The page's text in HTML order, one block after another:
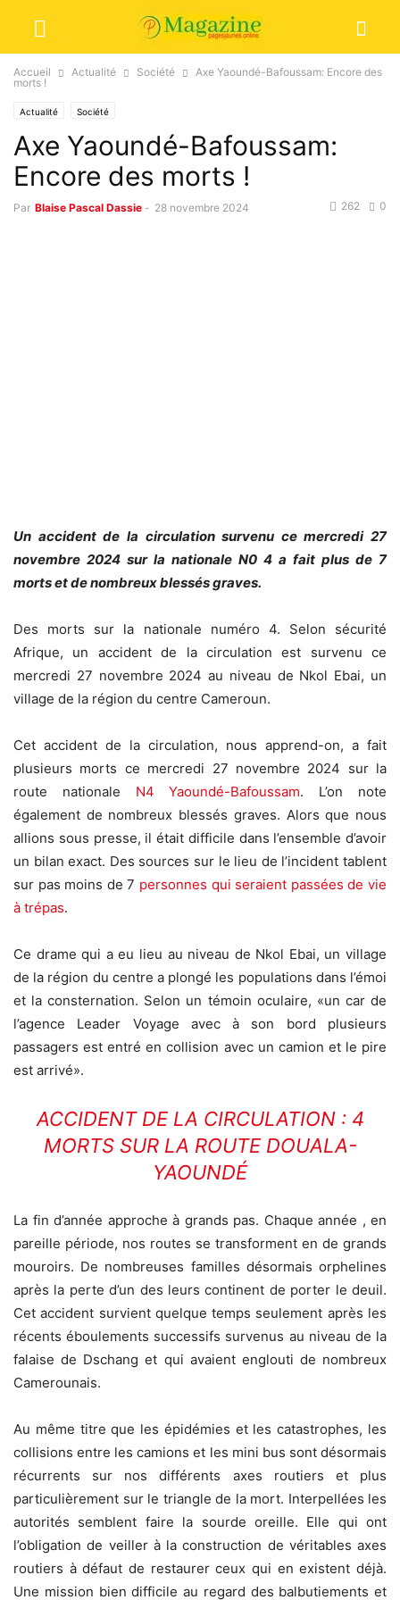
Accueil Actualité Société
Axe Yaoundé-Bafoussam: Encore des
morts !
Actualité Société
Axe Yaoundé-Bafoussam:
Encore des morts !
Par Blaise Pascal Dassie - 28 novembre 2024 0
262
Un accident de la circulation survenu ce mercredi 27
novembre 2024 sur la nationale N0 4 a fait plus de 7
morts et de nombreux blessés graves.
Des morts sur la nationale numéro 4. Selon sécurité
Afrique, un accident de la circulation est survenu ce
mercredi 27 novembre 2024 au niveau de Nkol Ebai, un
village de la région du centre Cameroun.
Cet accident de la circulation, nous apprend-on, a fait
plusieurs morts ce mercredi 27 novembre 2024 sur la
route nationale N4 Yaoundé-Bafoussam. L’on note
également de nombreux blessés graves. Alors que nous
allions sous presse, il était difficile dans l’ensemble d’avoir
un bilan exact. Des sources sur le lieu de l’incident tablent
sur pas moins de 7 personnes qui seraient passées de vie
à trépas.
Ce drame qui a eu lieu au niveau de Nkol Ebai, un village
de la région du centre a plongé les populations dans l’émoi
et la consternation. Selon un témoin oculaire, «un car de
l’agence Leader Voyage avec à son bord plusieurs
passagers est entré en collision avec un camion et le pire
est arrivé».
ACCIDENT DE LA CIRCULATION : 4
MORTS SUR LA ROUTE DOUALA-
YAOUNDÉ
La fin d’année approche à grands pas. Chaque année , en
pareille période, nos routes se transforment en de grands
mouroirs. De nombreuses familles désormais orphelines
après la perte d’un des leurs continent de porter le deuil.
Cet accident survient quelque temps seulement après les
récents éboulements successifs survenus au niveau de la
falaise de Dschang et qui avaient englouti de nombreux
Camerounais.
Au même titre que les épidémies et les catastrophes, les
collisions entre les camions et les mini bus sont désormais
récurrents sur nos différents axes routiers et plus
particulièrement sur le triangle de la mort. Interpellées les
autorités semblent faire la sourde oreille. Elle qui ont
l’obligation de veiller à la construction de véritables axes
routiers à défaut de restaurer ceux qui en existent déjà.
Une mission bien difficile au regard des balbutiements et